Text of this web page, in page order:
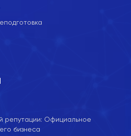
репутации: Официальное
бизнеса